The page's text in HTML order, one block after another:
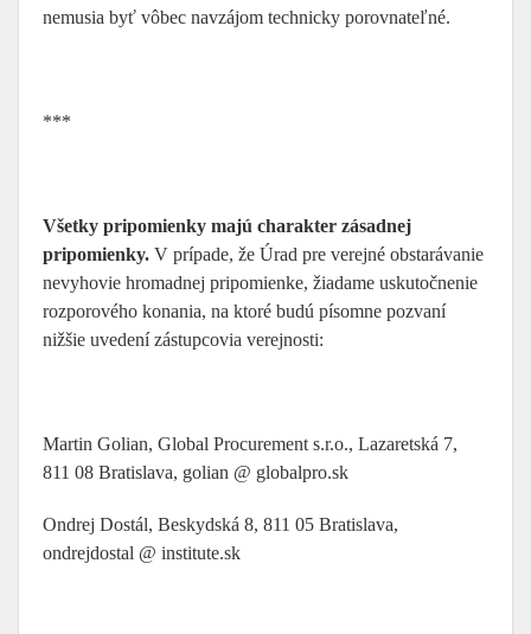
nemusia byť vôbec navzájom technicky porovnateľné.
***
Všetky pripomienky majú charakter zásadnej
pripomienky. V prípade, že Úrad pre verejné obstarávanie
nevyhovie hromadnej pripomienke, žiadame uskutočnenie
rozporového konania, na ktoré budú písomne pozvaní
nižšie uvedení zástupcovia verejnosti:
Martin Golian, Global Procurement s.r.o., Lazaretská 7,
811 08 Bratislava, golian @ globalpro.sk
Ondrej Dostál, Beskydská 8, 811 05 Bratislava,
ondrejdostal @ institute.sk